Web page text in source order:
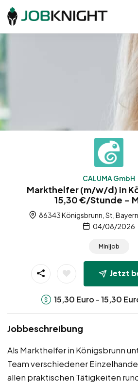
CALUMA GmbH
Markthelfer (m/w/d) in
15,30 €/Stunde –
86343 Königsbrunn, St,
04/08/2026
Minijob
Jetzt
15,30 Euro -15,30
Jobbeschreibung
Als Markthelfer in Königsbrunn
Team verschiedener
allen praktischen Tätigkeiten